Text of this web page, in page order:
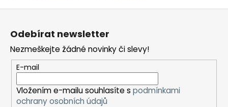
č
j
e
m
BĚŽECKÁ
Odebírat newsletter
Nezmeškejte žádné novinky či slevy!
E-mail
Vložením e-mailu souhlasíte s podmínkami
ochrany osobních údajů